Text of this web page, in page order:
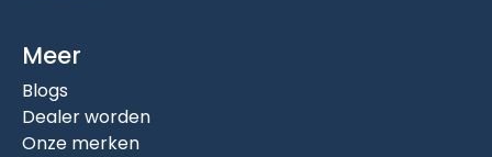
Meer
Blogs
Dealer worden
Onze merken